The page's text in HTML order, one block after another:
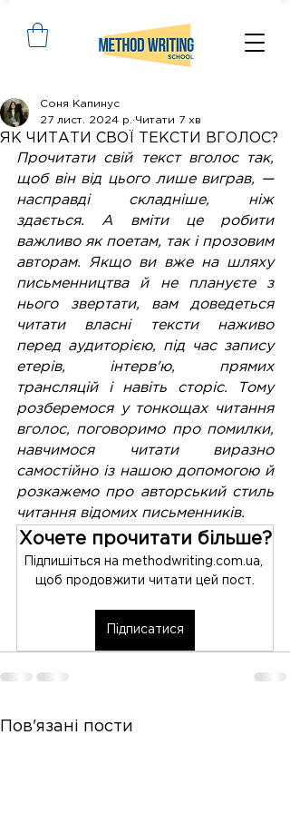
ЯК ЧИТАТИ СВОЇ ТЕКСТИ ВГОЛОС?
Соня Капинус
27 лист. 2024 р. Читати 7 хв
Прочитати свій текст вголос так,
щоб він від цього лише виграв, —
насправді складніше, ніж
здається. А вміти це робити
важливо як поетам, так і прозовим
авторам. Якщо ви вже на шляху
письменництва й не плануєте з
нього звертати, вам доведеться
читати власні тексти наживо
перед аудиторією, під час запису
етерів, інтерв'ю, прямих
трансляцій і навіть сторіс. Тому
розберемося у тонкощах читання
вголос, поговоримо про помилки,
навчимося читати виразно
самостійно із нашою допомогою й
розкажемо про авторський стиль
читання відомих письменників.
Хочете прочитати більше?
Підпишіться на methodwriting.com.ua,
щоб продовжити читати цей пост.
Підписатися
Пов'язані пости